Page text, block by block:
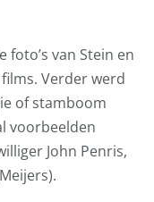
van Stein en
Verder werd
of stamboom
voorbeelden
John Penris,